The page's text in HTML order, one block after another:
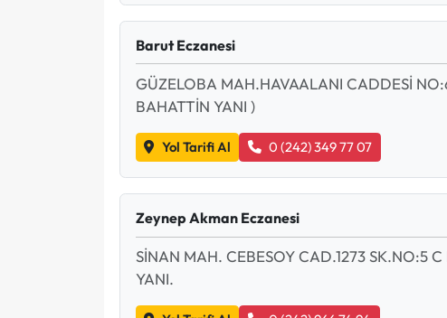
Barut Eczanesi
GÜZELOBA MAH.HAVAALANI CADDESİ
BAHATTİN YANI )
Yol Tarifi Al 0 (242) 349 77 07
Zeynep Akman Eczanesi
SİNAN MAH. CEBESOY CAD.1273 SK.NO:5
YANI.